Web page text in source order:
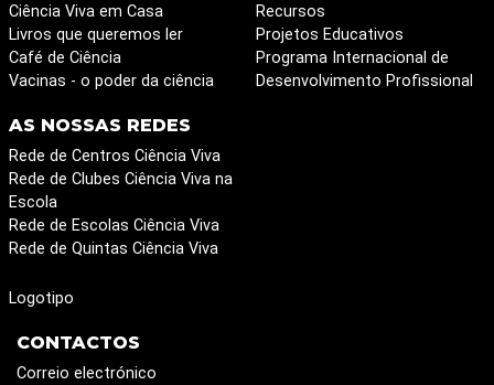
Ciência Viva em Casa
Livros que queremos ler
Café de Ciência
Vacinas - o poder da ciência
Recursos
Projetos Educativos
Programa Internacional de
Desenvolvimento Profissional
AS NOSSAS REDES
Rede de Centros Ciência Viva
Rede de Clubes Ciência Viva na
Escola
Rede de Escolas Ciência Viva
Rede de Quintas Ciência Viva
Logotipo
CONTACTOS
Correio electrónico